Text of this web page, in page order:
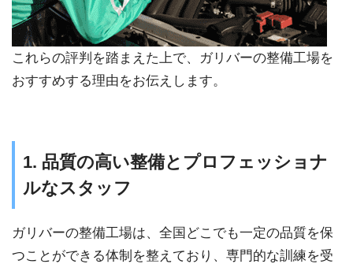
これらの評判を踏まえた上で、ガリバーの整備工場を
おすすめする理由をお伝えします。
1. 品質の高い整備とプロフェッショナ
ルなスタッフ
ガリバーの整備工場は、全国どこでも一定の品質を保
つことができる体制を整えており、専門的な訓練を受